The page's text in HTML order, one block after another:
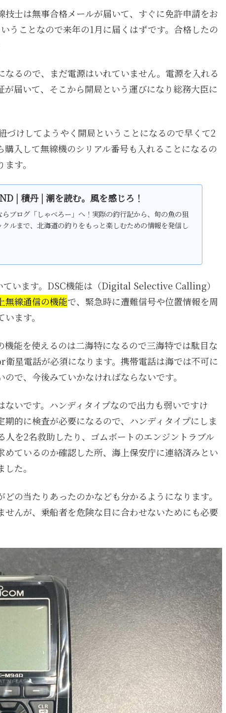
士は無事合格メールが届いて、すぐに免許申請をお
うことなので来年の1月に届くはずです。合格したの
るので、まだ電源はいれていません。電源を入れる
届いて、そこから開局という運びになり総務大臣に
けしてようやく開局ということになるので早くて2
入して無線機のシリアル番号も入れることになるの
す。
| 積丹 | 潮を読む。風を感じろ！
ブログ「しゃべろー」へ！実際の釣行記から、旬の魚の狙
ルまで、北海道の釣りをもっと楽しむための情報を発信し
います。DSC機能は（Digital Selective Calling）
無線通信の機能で、緊急時に遭難信号や位置情報を周
ます。
能を使えるのは二海特になるので三海特では駄目な
星電話が必須になります。携帯電話は海では不可に
で、今後みていかなければならないです。
いです。ハンディタイプなので出力も弱いですけ
的に検査が必要になるので、ハンディタイプにしま
人を2名救助したり、ゴムボートのエンジントラブル
ているのか確認した所、海上保安庁に連絡済みとい
た。
の当たりあったのかなども分かるようになります。
んが、乗船者を危険な目に合わせないためにも必要